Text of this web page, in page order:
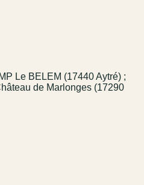
Le BELEM (17440 Aytré) ;
de Marlonges (17290